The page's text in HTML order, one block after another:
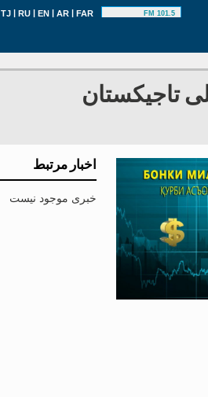
TJ | RU | EN | AR | FAR 101.5 FM
تاجیکستان
اخبار مرتبط
خبری موجود نیست